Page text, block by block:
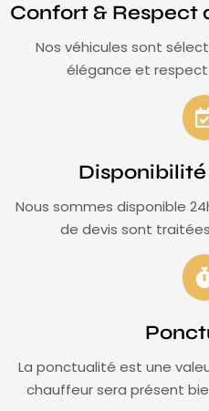
Confort & Respect
Nos véhicules sont
élégance et
Nous sommes disponible
de devis sont
La ponctualité est une
chauffeur sera présent